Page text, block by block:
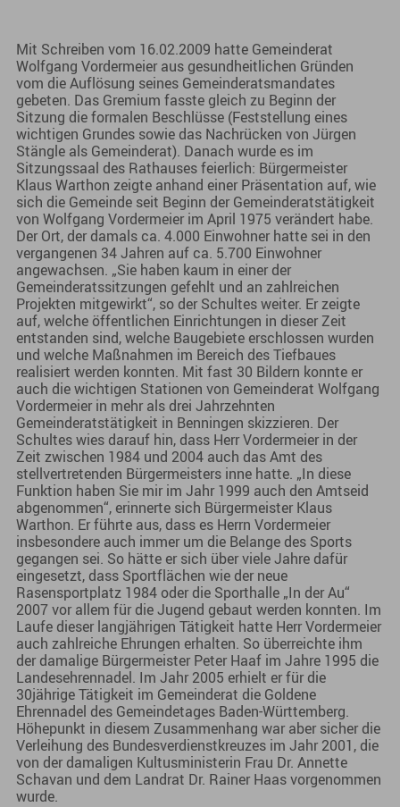
Mit Schreiben vom 16.02.2009 hatte Gemeinderat
Wolfgang Vordermeier aus gesundheitlichen Gründen
vom die Auflösung seines Gemeinderatsmandates
gebeten. Das Gremium fasste gleich zu Beginn der
Sitzung die formalen Beschlüsse (Feststellung eines
wichtigen Grundes sowie das Nachrücken von Jürgen
Stängle als Gemeinderat). Danach wurde es im
Sitzungssaal des Rathauses feierlich: Bürgermeister
Klaus Warthon zeigte anhand einer Präsentation auf, wie
sich die Gemeinde seit Beginn der Gemeinderatstätigkeit
von Wolfgang Vordermeier im April 1975 verändert habe.
Der Ort, der damals ca. 4.000 Einwohner hatte sei in den
vergangenen 34 Jahren auf ca. 5.700 Einwohner
angewachsen. „Sie haben kaum in einer der
Gemeinderatssitzungen gefehlt und an zahlreichen
Projekten mitgewirkt“, so der Schultes weiter. Er zeigte
auf, welche öffentlichen Einrichtungen in dieser Zeit
entstanden sind, welche Baugebiete erschlossen wurden
und welche Maßnahmen im Bereich des Tiefbaues
realisiert werden konnten. Mit fast 30 Bildern konnte er
auch die wichtigen Stationen von Gemeinderat Wolfgang
Vordermeier in mehr als drei Jahrzehnten
Gemeinderatstätigkeit in Benningen skizzieren. Der
Schultes wies darauf hin, dass Herr Vordermeier in der
Zeit zwischen 1984 und 2004 auch das Amt des
stellvertretenden Bürgermeisters inne hatte. „In diese
Funktion haben Sie mir im Jahr 1999 auch den Amtseid
abgenommen“, erinnerte sich Bürgermeister Klaus
Warthon. Er führte aus, dass es Herrn Vordermeier
insbesondere auch immer um die Belange des Sports
gegangen sei. So hätte er sich über viele Jahre dafür
eingesetzt, dass Sportflächen wie der neue
Rasensportplatz 1984 oder die Sporthalle „In der Au“
2007 vor allem für die Jugend gebaut werden konnten. Im
Laufe dieser langjährigen Tätigkeit hatte Herr Vordermeier
auch zahlreiche Ehrungen erhalten. So überreichte ihm
der damalige Bürgermeister Peter Haaf im Jahre 1995 die
Landesehrennadel. Im Jahr 2005 erhielt er für die
30jährige Tätigkeit im Gemeinderat die Goldene
Ehrennadel des Gemeindetages Baden-Württemberg.
Höhepunkt in diesem Zusammenhang war aber sicher die
Verleihung des Bundesverdienstkreuzes im Jahr 2001, die
von der damaligen Kultusministerin Frau Dr. Annette
Schavan und dem Landrat Dr. Rainer Haas vorgenommen
wurde.